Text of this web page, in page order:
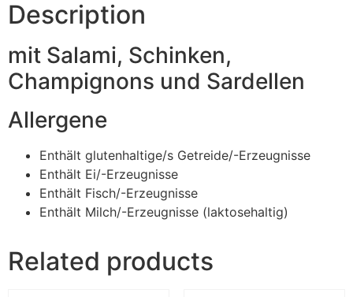
Description
mit Salami, Schinken,
Champignons und Sardellen
Allergene
Enthält glutenhaltige/s Getreide/-Erzeugnisse
Enthält Ei/-Erzeugnisse
Enthält Fisch/-Erzeugnisse
Enthält Milch/-Erzeugnisse (laktosehaltig)
Related products